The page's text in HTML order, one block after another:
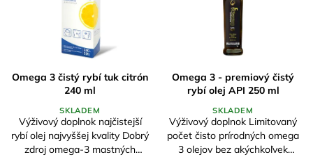
Omega 3 čistý rybí tuk citrón
240 ml
SKLADEM
Výživový doplnok najčistejší
rybí olej najvyššej kvality Dobrý
zdroj omega-3 mastných
Omega 3 - premiový čistý
rybí olej API 250 ml
SKLADEM
Výživový doplnok Limitovaný
počet čisto prírodných omega
3 olejov bez akýchkoľvek